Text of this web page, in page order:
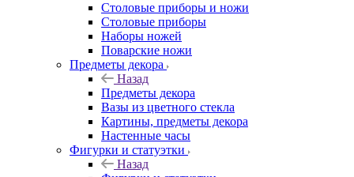
Столовые приборы и ножи
Столовые приборы
Наборы ножей
Поварские ножи
Предметы декора
Назад
Предметы декора
Вазы из цветного стекла
Картины, предметы декора
Настенные часы
Фигурки и статуэтки
Назад